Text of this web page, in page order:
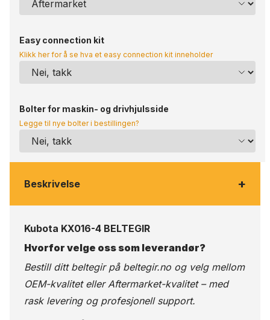
Easy connection kit
Klikk her for å se hva et easy connection kit inneholder
Bolter for maskin- og drivhjulsside
Legge til nye bolter i bestillingen?
Beskrivelse +
Kubota KX016-4 BELTEGIR
Hvorfor velge oss som leverandør?
Bestill ditt beltegir på beltegir.no og velg mellom
OEM-kvalitet eller Aftermarket-kvalitet – med
rask levering og profesjonell support.